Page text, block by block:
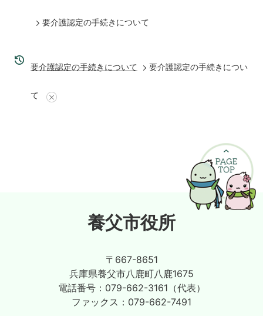
要介護認定の手続きについて
要介護認定の手続きについて 要介護認定の手続きについ
て
養父市役所
〒667-8651
兵庫県養父市八鹿町八鹿1675
電話番号： 079-662-3161（代表）
ファックス： 079-662-7491